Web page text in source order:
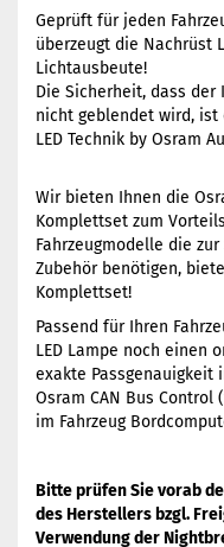
Geprüft für jeden
überzeugt die Nachrüst
Lichtausbeute!
Die Sicherheit, dass der
nicht geblendet wird,
LED Technik by Osram
Wir bieten Ihnen die
Komplettset zum
Fahrzeugmodelle die
Zubehör benötigen,
Komplettset!
Passend für Ihren
LED Lampe noch einen
exakte Passgenauigkeit
Osram CAN Bus
im Fahrzeug
Bitte prüfen Sie vorab
des Herstellers bzgl.
Verwendung der